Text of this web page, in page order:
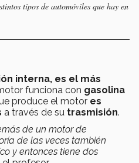
tipos de automóviles que hay en
interna, es el más
funciona con gasolina
produce el motor es
a través de su trasmisión.
de un motor de
de las veces también
y entonces tiene dos